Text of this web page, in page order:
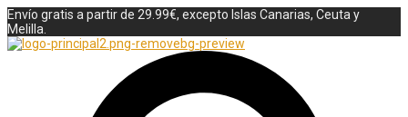
Envío gratis a partir de 29.99€, excepto Islas Canarias, Ceuta y
Melilla.